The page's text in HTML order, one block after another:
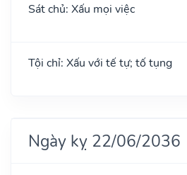
Sát chủ: Xấu mọi việc
Tội chỉ: Xấu với tế tự; tố tụng
Ngày kỵ 22/06/2036